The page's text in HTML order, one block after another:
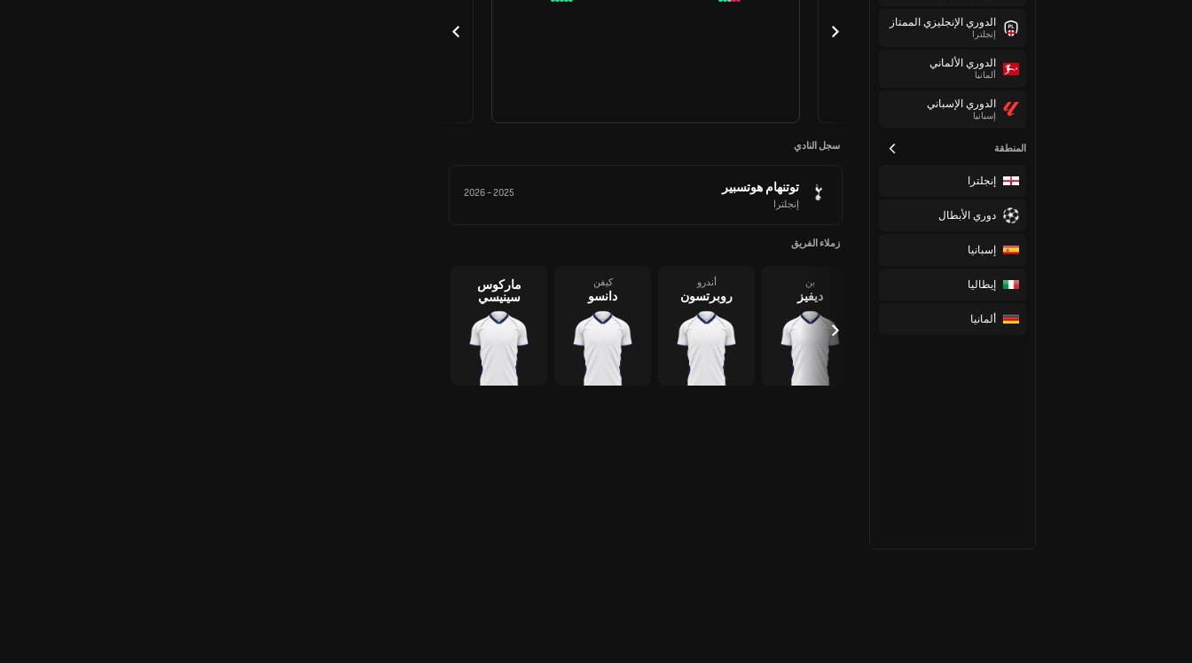
الدوري الإنجليزي الممتاز
إنجلترا
الدوري الألماني
ألمانيا
الدوري الإسباني
إسبانيا
المنطقة
إنجلترا
دوري الأبطال
إسبانيا
إيطاليا
ألمانيا
سجل النادي
توتنهام هوتسبير
إنجلترا
2025
-
2026
زملاء الفريق
فيليبس،
بن
ديفيز
أندرو
روبرتسون
كيفن
دانسو
ماركوس
سينيسي